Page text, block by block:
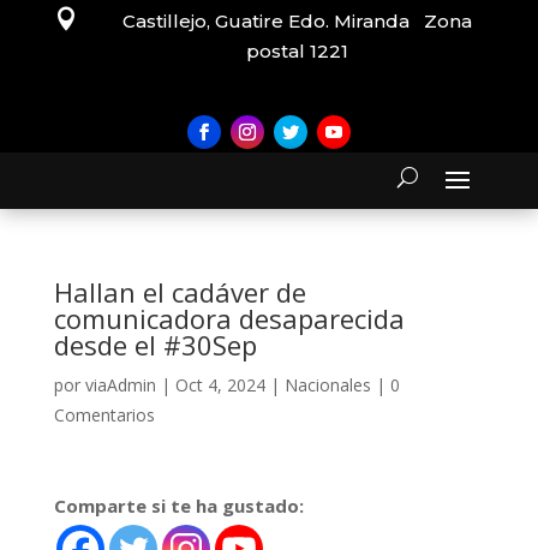

Castillejo, Guatire Edo. Miranda Zona
postal 1221
Hallan el cadáver de
comunicadora desaparecida
desde el #30Sep
por viaAdmin | Oct 4, 2024| Nacionales | 0
Comentarios
Comparte si te ha gustado: